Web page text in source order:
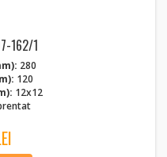
162/1
280
120
12x12